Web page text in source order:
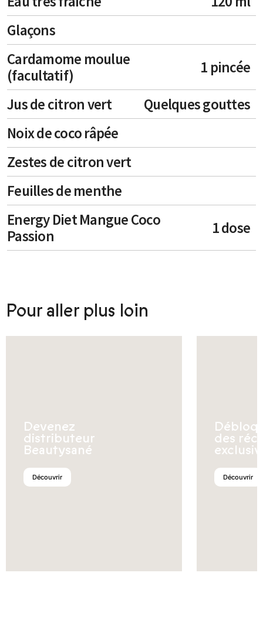
Glaçons
Cardamome moulue
(facultatif)
1 pincée
Jus de citron vert
Quelques gouttes
Noix de coco râpée
Zestes de citron vert
Feuilles de menthe
Energy Diet Mangue Coco
Passion
1 dose
Pour aller plus loin
Devenez
distributeur
Beautysané
Découvrir
des
Découvrir